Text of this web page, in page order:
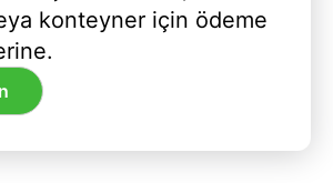
konteyner için ödeme